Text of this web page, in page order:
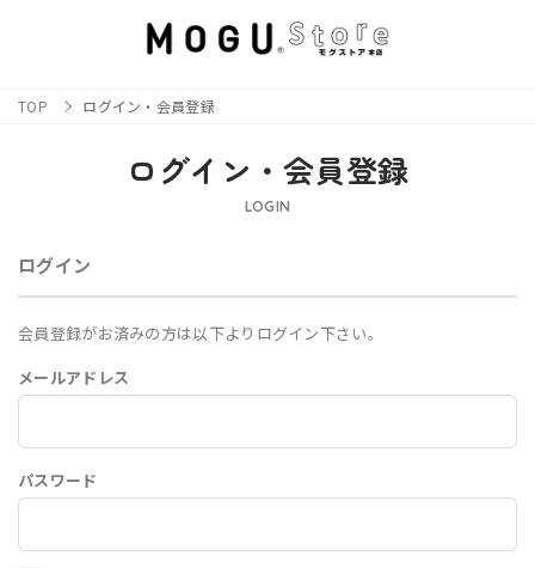
TOP ログイン・会員登録
ログイン・会員登録
LOGIN
ログイン
会員登録がお済みの方は以下よりログイン下さい。
メールアドレス
パスワード